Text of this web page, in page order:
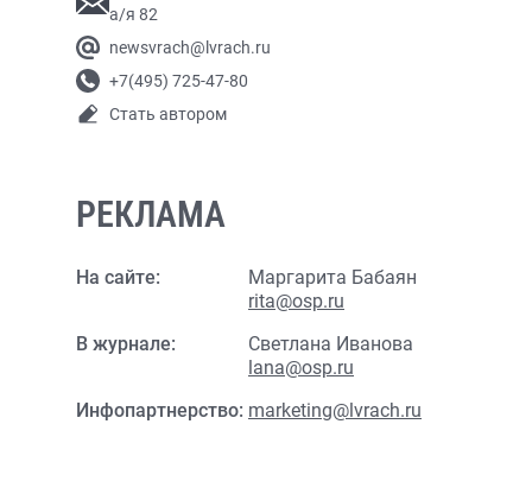
а/я 82
newsvrach@lvrach.ru
+7(495) 725-47-80
Стать автором
РЕКЛАМА
На сайте:
Маргарита Бабаян
rita@osp.ru
В журнале:
Светлана Иванова
lana@osp.ru
Инфопартнерство: marketing@lvrach.ru